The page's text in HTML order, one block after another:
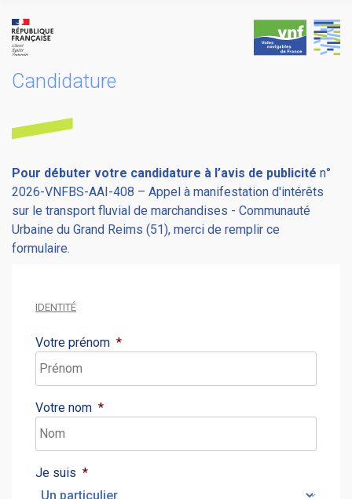
content
Candidature
Pour débuter votre candidature à l’avis de publicité n°
2026-VNFBS-AAI-408 – Appel à manifestation d'intérêts
sur le transport fluvial de marchandises - Communauté
Urbaine du Grand Reims (51), merci de remplir ce
formulaire.
IDENTITÉ
Votre prénom *
Votre nom *
Je suis *